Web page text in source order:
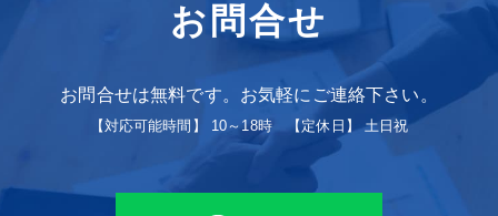
お問合せ
お問合せは無料です。お気軽にご連絡下さい。
【対応可能時間】 10～18時 【定休日】 土日祝